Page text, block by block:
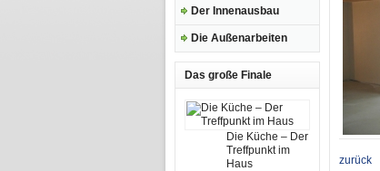
Der Innenausbau
Die Außenarbeiten
Das große Finale
Die Küche – Der
Treffpunkt im
Haus
zurück